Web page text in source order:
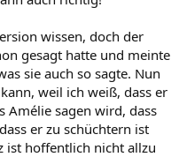
wissen, doch der
gesagt hatte und meinte
sie auch so sagte. Nun
weil ich weiß, dass er
Amélie sagen wird, dass
er zu schüchtern ist
ist hoffentlich nicht allzu